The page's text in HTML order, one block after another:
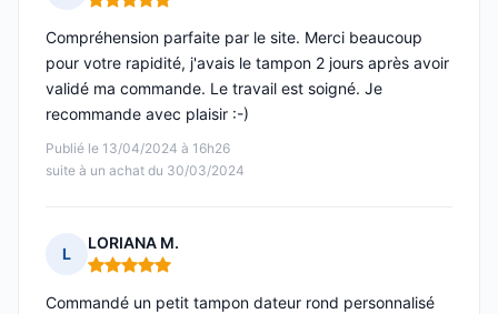
Note : 5 sur 5
Publié le 13/04/2024 à 16h26
suite à un achat du 30/03/2024
Compréhension parfaite par le site. Merci beaucoup
pour votre rapidité, j'avais le tampon 2 jours après avoir
validé ma commande. Le travail est soigné. Je
recommande avec plaisir :-)
L
LORIANA M.
Note : 5 sur 5
Commandé un petit tampon dateur rond personnalisé